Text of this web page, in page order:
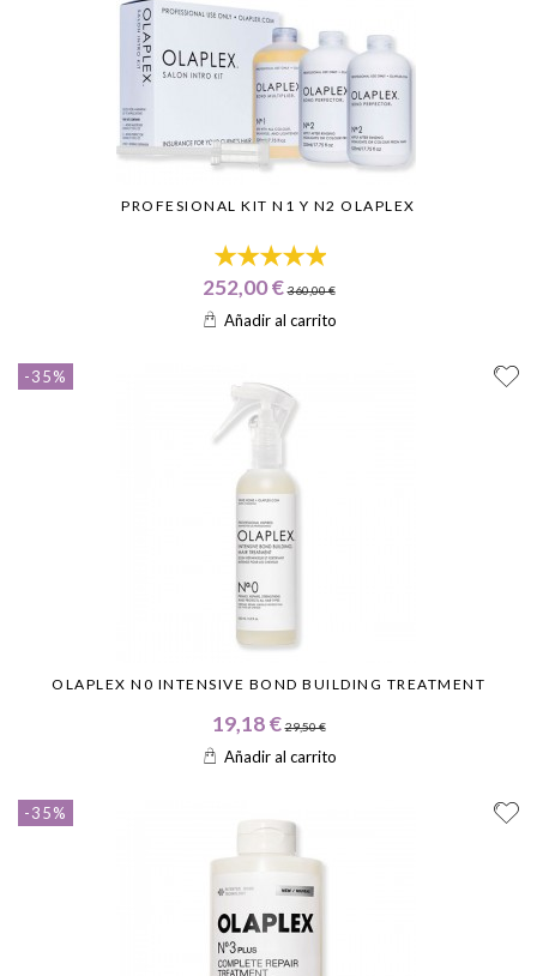
PROFESIONAL KIT N1 Y N2 OLAPLEX
252,00 € 360,00 €
Añadir al carrito
-35%
OLAPLEX N0 INTENSIVE BOND BUILDING TREATMENT
19,18 € 29,50 €
Añadir al carrito
-35%